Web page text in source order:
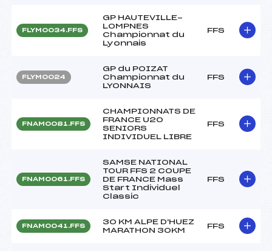
FLYM0034.FFS
GP HAUTEVILLE-
LOMPNES
Championnat du
Lyonnais
FFS
FLYM0024
GP du POIZAT
Championnat du
LYONNAIS
FFS
FNAM0081.FFS
CHAMPIONNATS DE
FRANCE U20
SENIORS
INDIVIDUEL LIBRE
FFS
FNAM0061.FFS
SAMSE NATIONAL
TOUR FFS 2 COUPE
DE FRANCE Mass
Start Individuel
Classic
FFS
FNAM0041.FFS
30 KM ALPE D'HUEZ
MARATHON 30KM
FFS